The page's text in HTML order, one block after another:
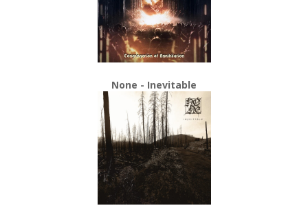
None - Inevitable